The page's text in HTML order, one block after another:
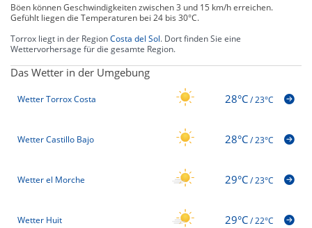
Böen können Geschwindigkeiten zwischen 3 und 15 km/h erreichen.
Gefühlt liegen die Temperaturen bei 24 bis 30°C.
Torrox liegt in der RegionCosta del Sol. Dort finden Sie eine
Wettervorhersage für die gesamte Region.
Das Wetter in der Umgebung
Wetter Torrox Costa 28°C/23°C
Wetter Castillo Bajo 28°C/23°C
Wetter el Morche 29°C/23°C
Wetter Huit 29°C/22°C